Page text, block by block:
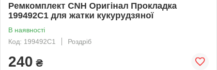
Ремкомплект CNH Оригінал Прокладка
199492C1 для жатки кукурудзяної
В наявності
Код: 199492C1
Роздріб
240 ₴